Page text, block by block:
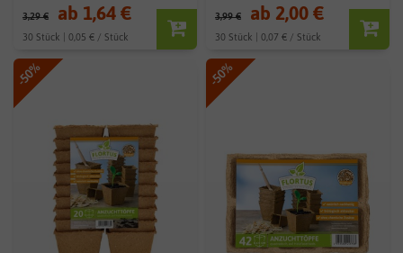
3,29 € ab 1,64 €
30 Stück | 0,05 € / Stück
3,99 € ab 2,00 €
30 Stück | 0,07 € / Stück
-50% -50%